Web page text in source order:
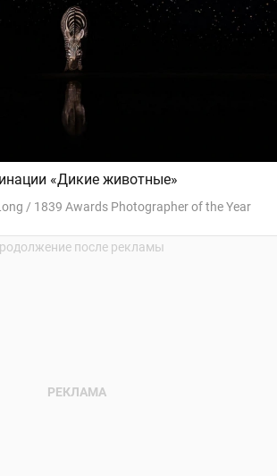
«Дикие животные»
/ 1839 Awards Photographer of the Year